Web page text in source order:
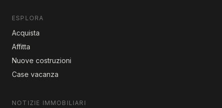
ESPLORA
Acquista
Affitta
Nuove costruzioni
Case vacanza
NOTIZIE IMMOBILIARI